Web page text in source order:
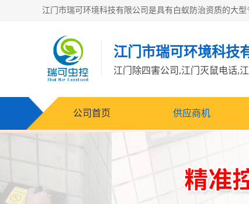
江门市瑞可环境科技
公司首页 供应商机